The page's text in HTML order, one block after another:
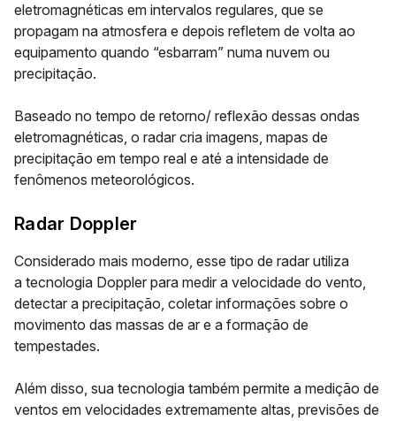
eletromagnéticas em intervalos regulares, que se
propagam na atmosfera e depois refletem de volta ao
equipamento quando “esbarram” numa nuvem ou
precipitação.
Baseado no tempo de retorno/ reflexão dessas ondas
eletromagnéticas, o radar cria imagens, mapas de
precipitação em tempo real e até a intensidade de
fenômenos meteorológicos.
Radar Doppler
Considerado mais moderno, esse tipo de radar utiliza
a tecnologia Doppler para medir a velocidade do vento,
detectar a precipitação, coletar informações sobre o
movimento das massas de ar e a formação de
tempestades.
Além disso, sua tecnologia também permite a medição de
ventos em velocidades extremamente altas, previsões de